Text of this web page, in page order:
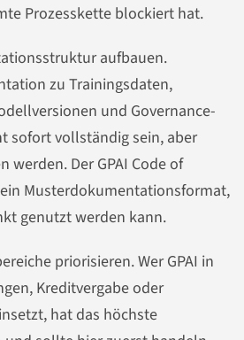
Prozesskette blockiert hat.
aufbauen.
zu Trainingsdaten,
und Governance-
sofort vollständig sein, aber
Der GPAI Code of
Musterdokumentationsformat,
genutzt werden kann.
priorisieren. Wer GPAI in
Kreditvergabe oder
hat das höchste